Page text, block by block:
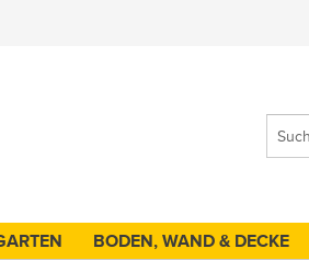
BODEN, WAND & DECKE